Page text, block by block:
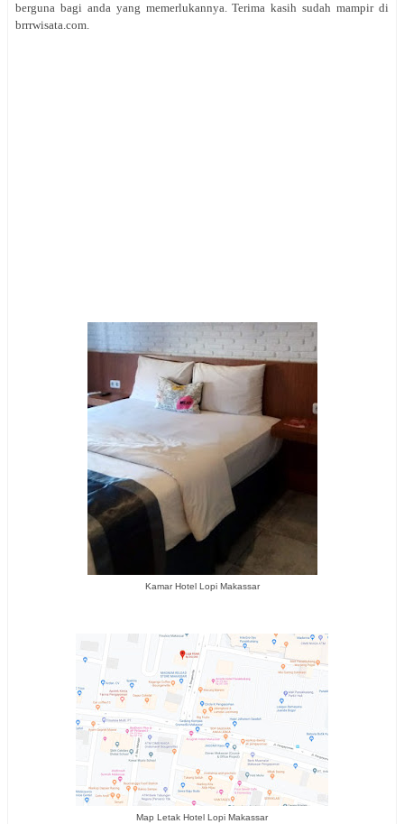
berguna bagi anda yang memerlukannya. Terima kasih sudah mampir di
brrrwisata.com.
Kamar Hotel Lopi Makassar
Map Letak Hotel Lopi Makassar